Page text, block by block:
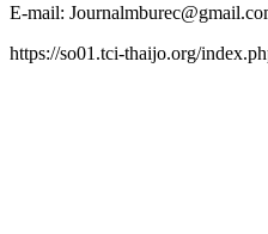
E-mail:
https://so01.tci-thaijo.org/